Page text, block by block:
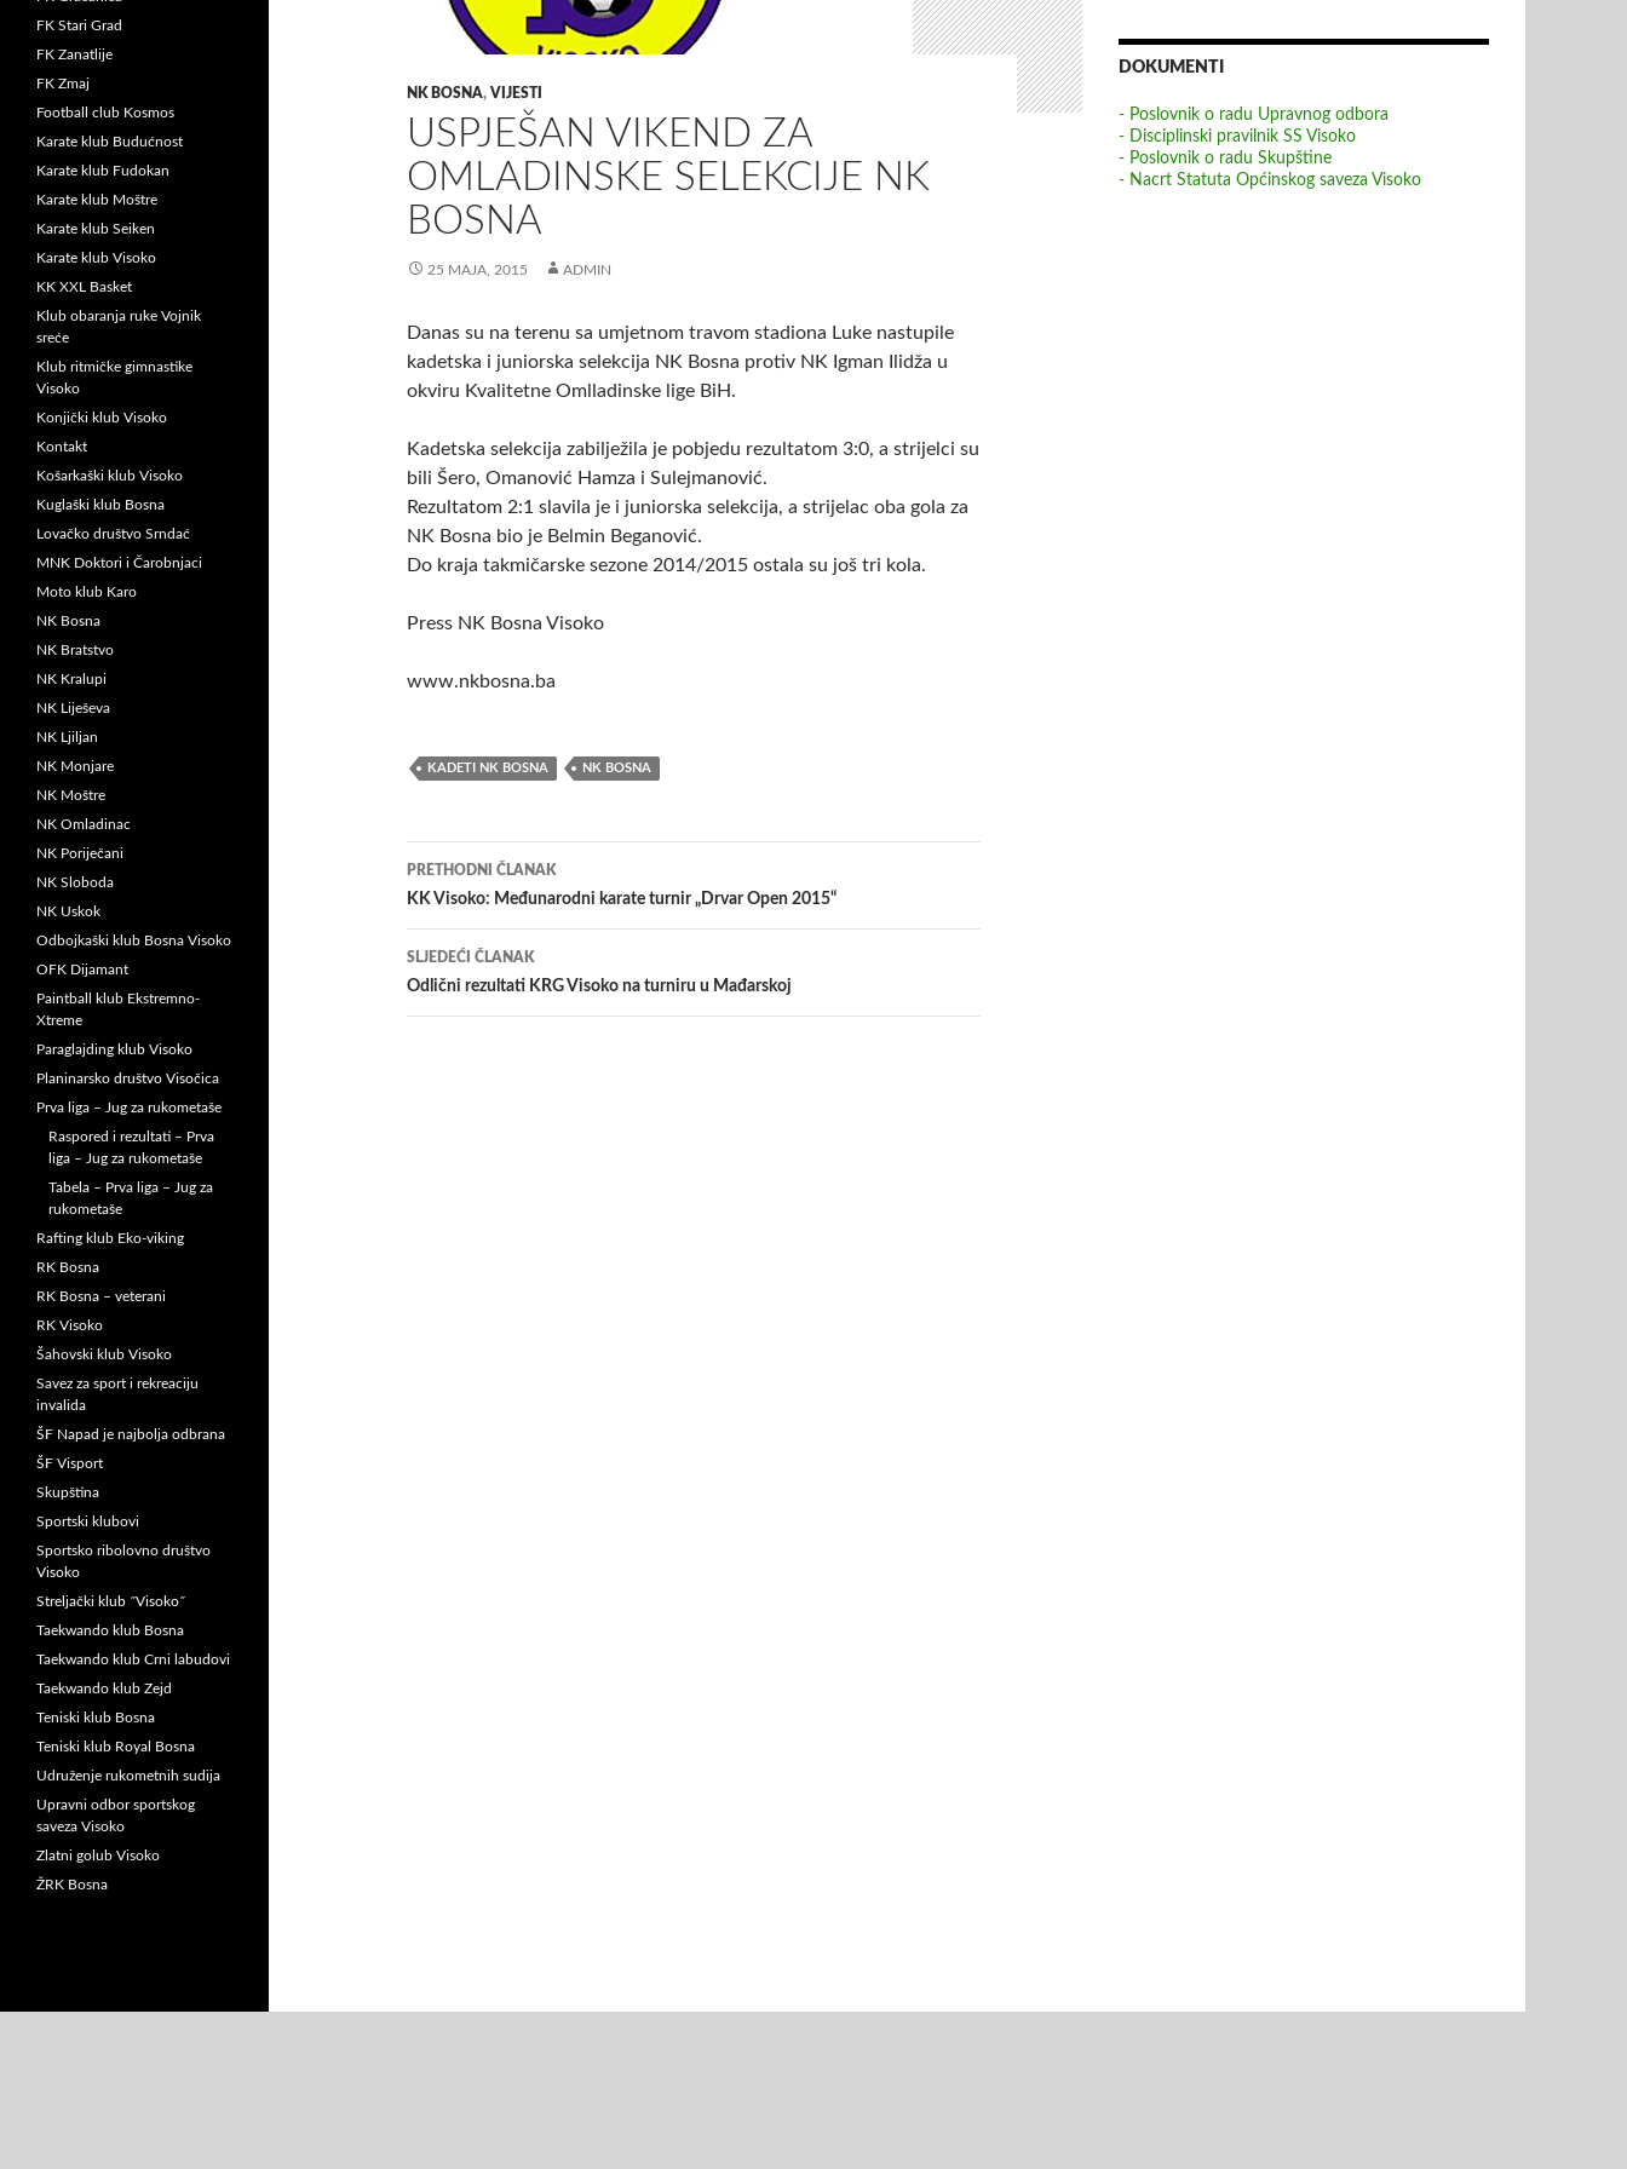
NK BOSNA, VIJESTI
USPJEŠAN VIKEND ZA
OMLADINSKE SELEKCIJE NK
BOSNA
25 MAJA, 2015 ADMIN
Danas su na terenu sa umjetnom travom stadiona Luke nastupile
kadetska i juniorska selekcija NK Bosna protiv NK Igman Ilidža u
okviru Kvalitetne Omlladinske lige BiH.
Kadetska selekcija zabilježila je pobjedu rezultatom 3:0, a strijelci su
bili Šero, Omanović Hamza i Sulejmanović.
Rezultatom 2:1 slavila je i juniorska selekcija, a strijelac oba gola za
NK Bosna bio je Belmin Beganović.
Do kraja takmičarske sezone 2014/2015 ostala su još tri kola.
Press NK Bosna Visoko
www.nkbosna.ba
KADETI NK BOSNA NK BOSNA
Navigacija
članaka
PRETHODNI ČLANAK
KK Visoko: Međunarodni karate turnir „Drvar Open 2015“
SLJEDEĆI ČLANAK
Odlični rezultati KRG Visoko na turniru u Mađarskoj
DOKUMENTI
- Poslovnik o radu Upravnog odbora
- Disciplinski pravilnik SS Visoko
- Poslovnik o radu Skupštine
- Nacrt Statuta Općinskog saveza Visoko
FK Stari Grad
FK Zanatlije
FK Zmaj
Football club Kosmos
Karate klub Budućnost
Karate klub Fudokan
Karate klub Moštre
Karate klub Seiken
Karate klub Visoko
KK XXL Basket
Klub obaranja ruke Vojnik
sreće
Klub ritmičke gimnastike
Visoko
Konjički klub Visoko
Kontakt
Košarkaški klub Visoko
Kuglaški klub Bosna
Lovačko društvo Srndać
MNK Doktori i Čarobnjaci
Moto klub Karo
NK Bosna
NK Bratstvo
NK Kralupi
NK Liješeva
NK Ljiljan
NK Monjare
NK Moštre
NK Omladinac
NK Poriječani
NK Sloboda
NK Uskok
Odbojkaški klub Bosna Visoko
OFK Dijamant
Paintball klub Ekstremno-
Xtreme
Paraglajding klub Visoko
Planinarsko društvo Visočica
Prva liga – Jug za rukometaše
Raspored i rezultati – Prva
liga – Jug za rukometaše
Tabela – Prva liga – Jug za
rukometaše
Rafting klub Eko-viking
RK Bosna
RK Bosna – veterani
RK Visoko
Šahovski klub Visoko
Savez za sport i rekreaciju
invalida
ŠF Napad je najbolja odbrana
ŠF Visport
Skupština
Sportski klubovi
Sportsko ribolovno društvo
Visoko
Streljački klub ˝Visoko˝
Taekwando klub Bosna
Taekwando klub Crni labudovi
Taekwando klub Zejd
Teniski klub Bosna
Teniski klub Royal Bosna
Udruženje rukometnih sudija
Upravni odbor sportskog
saveza Visoko
Zlatni golub Visoko
ŽRK Bosna